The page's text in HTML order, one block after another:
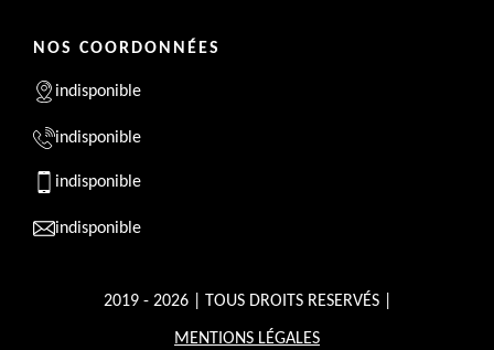
NOS COORDONNÉES
indisponible
indisponible
indisponible
indisponible
2019 - 2026 | TOUS DROITS RESERVÉS |
MENTIONS LÉGALES